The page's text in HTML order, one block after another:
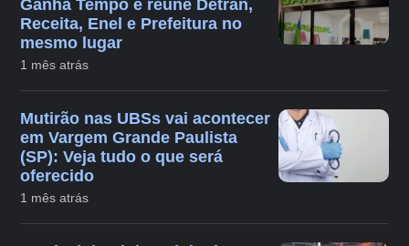
Ganha Tempo e reúne Detran,
Receita, Enel e Prefeitura no
mesmo lugar
1 mês atrás
Mutirão nas UBSs vai acontecer
em Vargem Grande Paulista
(SP): Veja tudo o que será
oferecido
1 mês atrás